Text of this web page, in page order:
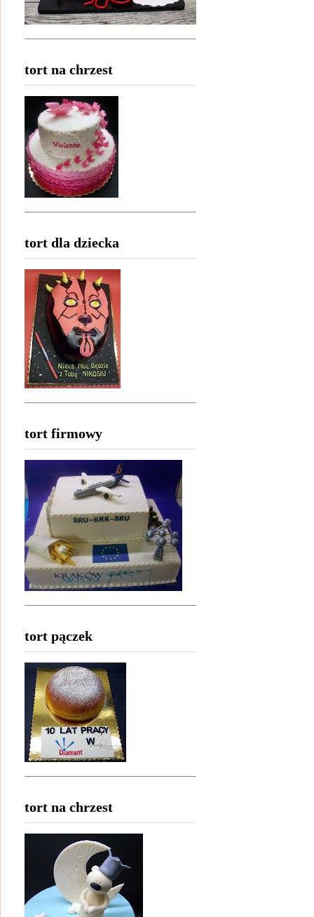
tort na chrzest
tort dla dziecka
tort firmowy
tort pączek
tort na chrzest